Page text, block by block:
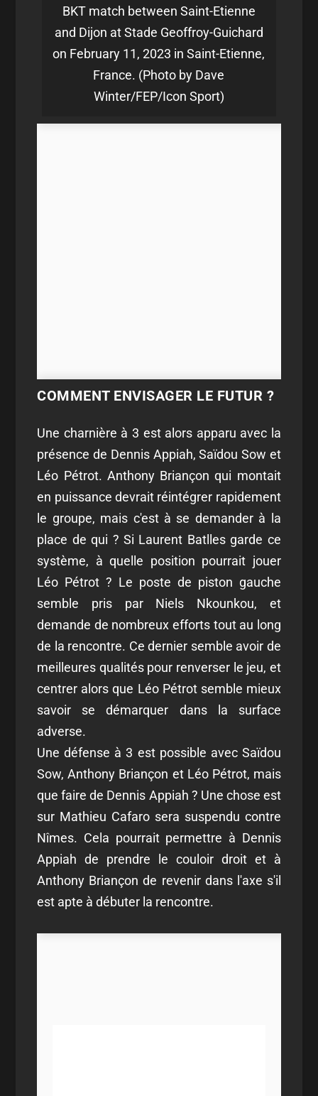
BKT match between Saint-Etienne
and Dijon at Stade Geoffroy-Guichard
on February 11, 2023 in Saint-Etienne,
France. (Photo by Dave
Winter/FEP/Icon Sport)
COMMENT ENVISAGER LE FUTUR ?
Une charnière à 3 est alors apparu avec la
présence de Dennis Appiah, Saïdou Sow et
Léo Pétrot. Anthony Briançon qui montait
en puissance devrait réintégrer rapidement
le groupe, mais c'est à se demander à la
place de qui ? Si Laurent Batlles garde ce
système, à quelle position pourrait jouer
Léo Pétrot ? Le poste de piston gauche
semble pris par Niels Nkounkou, et
demande de nombreux efforts tout au long
de la rencontre. Ce dernier semble avoir de
meilleures qualités pour renverser le jeu, et
centrer alors que Léo Pétrot semble mieux
savoir se démarquer dans la surface
adverse.
Une défense à 3 est possible avec Saïdou
Sow, Anthony Briançon et Léo Pétrot, mais
que faire de Dennis Appiah ? Une chose est
sur Mathieu Cafaro sera suspendu contre
Nîmes. Cela pourrait permettre à Dennis
Appiah de prendre le couloir droit et à
Anthony Briançon de revenir dans l'axe s'il
est apte à débuter la rencontre.